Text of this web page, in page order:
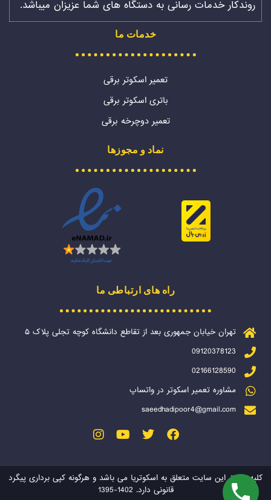
روندکار خدمات رسانی به دستگاه های شما عزیزان میباشد.
خدمات ما
تعمیر اسکوتر برقی
باتری اسکوتر برقی
تعمیر دوچرخه برقی
نماد و مجوزها
راه های ارتباطی ما
تهران خیابان جمهوری بعد از تقاطع دانشگاه کوچه تجلی پلاک ۵
09120378123
02166128590
مشاوره تعمیر اسکوتر در واتساپ
saeedhadipoor4@gmail.com
کلیه حقوق این سایت متعلق به اسکوتریا می باشد و هرگونه کپی برداری پیگرد
قانونی دارد. 1402-1395